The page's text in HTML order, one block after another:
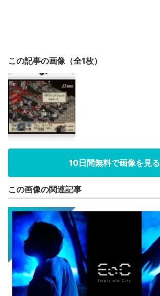
この記事の画像（全1枚）
10日間無料で画像を見る
この画像の関連記事